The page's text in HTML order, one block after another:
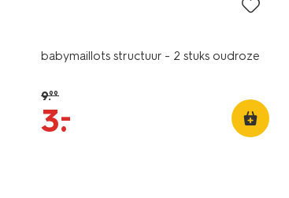
babymaillots structuur - 2 stuks oudroze
9.99
3.
–